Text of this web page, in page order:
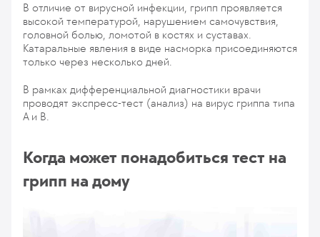
В отличие от вирусной инфекции, грипп проявляется
высокой температурой, нарушением самочувствия,
головной болью, ломотой в костях и суставах.
Катаральные явления в виде насморка присоединяются
только через несколько дней.
В рамках дифференциальной диагностики врачи
проводят экспресс-тест (анализ) на вирус гриппа типа
А и В.
Когда может понадобиться тест на
грипп на дому